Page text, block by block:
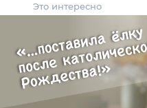
Это интересно